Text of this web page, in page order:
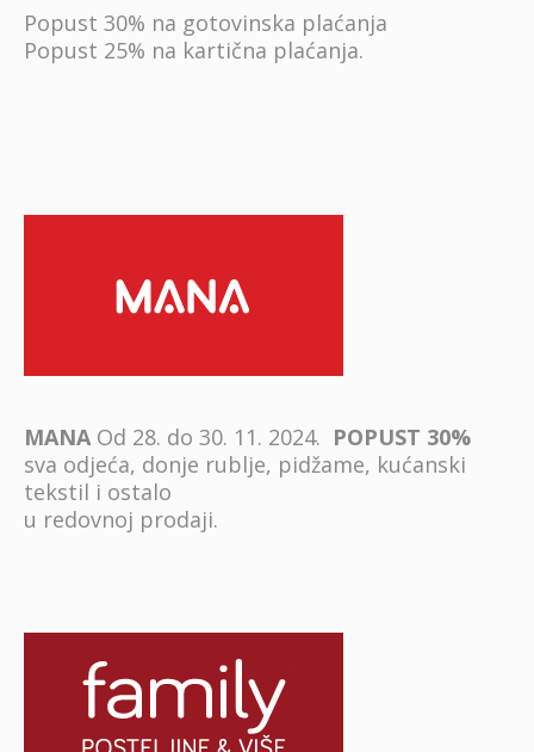
Popust 30% na gotovinska plaćanja
Popust 25% na kartična plaćanja.
MANAOd 28. do 30. 11. 2024. POPUST 30%
sva odjeća, donje rublje, pidžame, kućanski
tekstil i ostalo
u redovnoj prodaji.